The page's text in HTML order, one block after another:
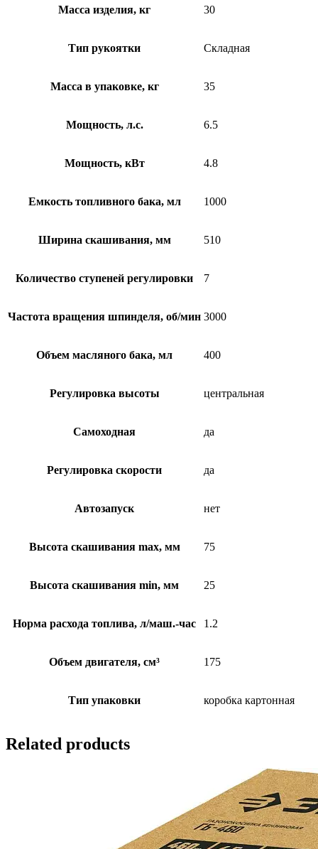
Масса изделия, кг 30
Тип рукоятки Складная
Масса в упаковке, кг 35
Мощность, л.с. 6.5
Мощность, кВт 4.8
Емкость топливного бака, мл 1000
Ширина скашивания, мм 510
Количество ступеней регулировки 7
Частота вращения шпинделя, об/мин 3000
Объем масляного бака, мл 400
Регулировка высоты центральная
Самоходная да
Регулировка скорости да
Автозапуск нет
Высота скашивания max, мм 75
Высота скашивания min, мм 25
Норма расхода топлива, л/маш.-час 1.2
Объем двигателя, см³ 175
Тип упаковки коробка картонная
Related products